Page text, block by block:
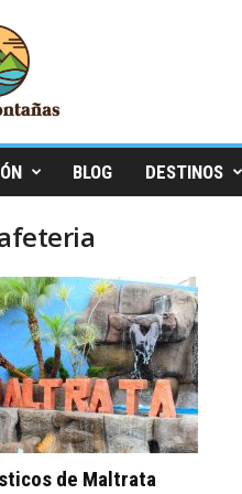
BLOG DESTINOS
de Maltrata